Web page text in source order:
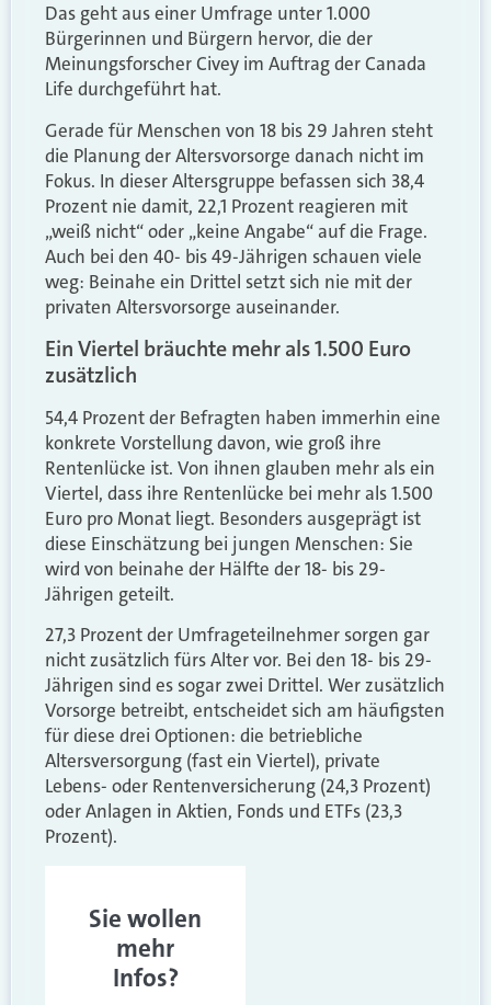
Das geht aus einer Umfrage unter 1.000
Bürgerinnen und Bürgern hervor, die der
Meinungsforscher Civey im Auftrag der Canada
Life durchgeführt hat.
Gerade für Menschen von 18 bis 29 Jahren steht
die Planung der Altersvorsorge danach nicht im
Fokus. In dieser Altersgruppe befassen sich 38,4
Prozent nie damit, 22,1 Prozent reagieren mit
„weiß nicht“ oder „keine Angabe“ auf die Frage.
Auch bei den 40- bis 49-Jährigen schauen viele
weg: Beinahe ein Drittel setzt sich nie mit der
privaten Altersvorsorge auseinander.
Ein Viertel bräuchte mehr als 1.500 Euro
zusätzlich
54,4 Prozent der Befragten haben immerhin eine
konkrete Vorstellung davon, wie groß ihre
Rentenlücke ist. Von ihnen glauben mehr als ein
Viertel, dass ihre Rentenlücke bei mehr als 1.500
Euro pro Monat liegt. Besonders ausgeprägt ist
diese Einschätzung bei jungen Menschen: Sie
wird von beinahe der Hälfte der 18- bis 29-
Jährigen geteilt.
27,3 Prozent der Umfrageteilnehmer sorgen gar
nicht zusätzlich fürs Alter vor. Bei den 18- bis 29-
Jährigen sind es sogar zwei Drittel. Wer zusätzlich
Vorsorge betreibt, entscheidet sich am häufigsten
für diese drei Optionen: die betriebliche
Altersversorgung (fast ein Viertel), private
Lebens- oder Rentenversicherung (24,3 Prozent)
oder Anlagen in Aktien, Fonds und ETFs (23,3
Prozent).
Sie wollen
mehr
Infos?